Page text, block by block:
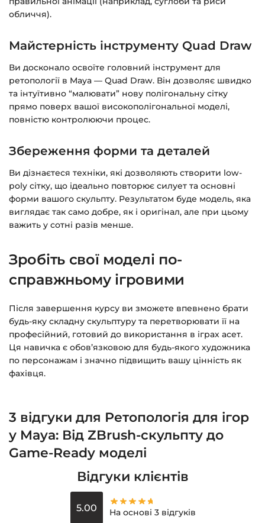
обличчя).
Майстерність інструменту Quad Draw
Ви досконало освоїте головний інструмент для
ретопології в Maya — Quad Draw. Він дозволяє швидко
та інтуїтивно “малювати” нову полігональну сітку
прямо поверх вашої високополігональної моделі,
повністю контролюючи процес.
Збереження форми та деталей
Ви дізнаєтеся техніки, які дозволяють створити low-
poly сітку, що ідеально повторює силует та основні
форми вашого скульпту. Результатом буде модель, яка
виглядає так само добре, як і оригінал, але при цьому
важить у сотні разів менше.
Зробіть свої моделі по-
справжньому ігровими
Після завершення курсу ви зможете впевнено брати
будь-яку складну скульптуру та перетворювати її на
професійний, готовий до використання в іграх асет.
Ця навичка є обов’язковою для будь-якого художника
по персонажам і значно підвищить вашу цінність як
фахівця.
3 відгуки для Ретопологія для ігор
у Maya: Від ZBrush-скульпту до
Game-Ready моделі
Відгуки клієнтів
5.00 На основі 3 відгуків